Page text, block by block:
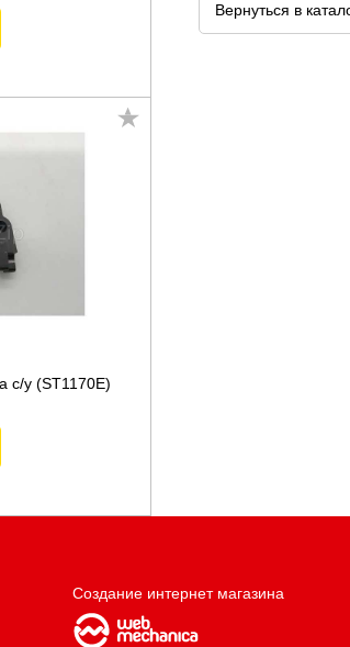
Вернуться в
с/у (ST1170Е)
Создание интернет магазина